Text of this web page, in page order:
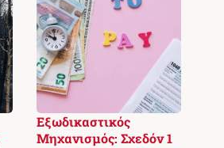
Εξωδικαστικός
Μηχανισμός: Σχεδόν 1